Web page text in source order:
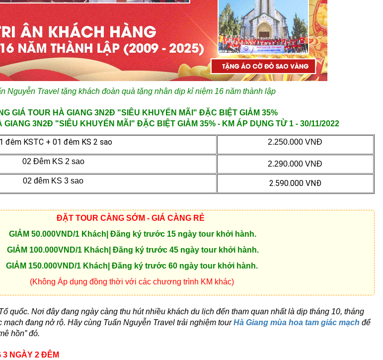
Nguyễn Travel tặng khách đoàn quà tặng nhân dịp kỉ niệm 16 năm thành lập
GIÁ TOUR HÀ GIANG 3N2Đ "SIÊU KHUYẾN MÃI" ĐẶC BIỆT GIẢM 35%
GIANG 3N2Đ "SIÊU KHUYẾN MÃI" ĐẶC BIỆT GIẢM 35% - KM ÁP DỤNG TỪ 1 - 30/11/2022
đêm KSTC + 01 đêm KS 2 sao 2.250.000 VNĐ
02 Đêm KS 2 sao
2.290.000 VNĐ
02 đêm KS 3 sao
2.590.000 VNĐ
ĐẶT TOUR CÀNG SỚM - GIÁ CÀNG RẺ
GIẢM 50.000VND/1 Khách| Đăng ký trước 15 ngày tour khởi hành.
GIẢM 100.000VND/1 Khách| Đăng ký trước 45 ngày tour khởi hành.
GIẢM 150.000VND/1 Khách| Đăng ký trước 60 ngày tour khởi hành.
(Không Áp dụng đồng thời với các chương trình KM khác)
quốc. Nơi đây đang ngày càng thu hút nhiều khách du lịch đến tham quan nhất là dịp tháng 10, tháng
mạch đang nở rộ. Hãy cùng Tuấn Nguyễn Travel trải nghiệm tourHà Giang mùa hoa tam giác mạch để
hồn” đó.
3 NGÀY 2 ĐÊM